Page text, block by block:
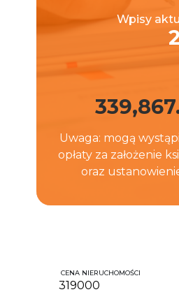
Wpisy
Uwaga: mogą
opłaty za założenie
oraz
CENA NIERUCHOMOŚCI